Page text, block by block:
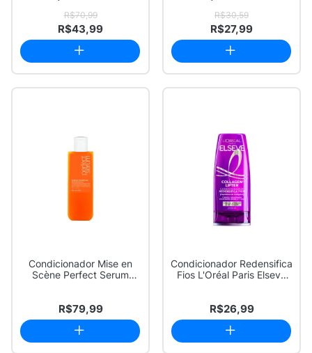
R$70,99
R$43,99
R$30,59
R$27,99
Condicionador Mise en
Scène Perfect Serum
R$79,99
Condicionador Redensifica
Fios L'Oréal Paris Elseve
R$26,99